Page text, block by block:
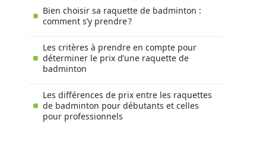
Bien choisir sa raquette de badminton :
comment s’y prendre ?
Les critères à prendre en compte pour
déterminer le prix d’une raquette de
badminton
Les différences de prix entre les raquettes
de badminton pour débutants et celles
pour professionnels